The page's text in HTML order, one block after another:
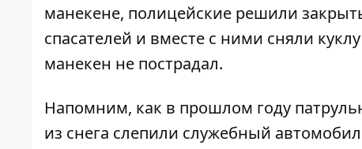
манекене, полицейские решили
спасателей и вместе с ними сняли
манекен не пострадал.
Напомним, как в прошлом году
из снега слепили служебный